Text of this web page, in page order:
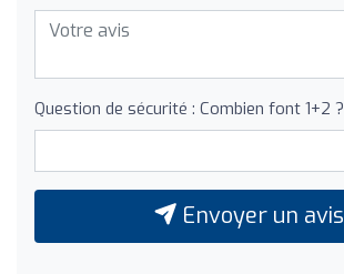
Question de sécurité : Combien font 1+2 ?
Envoyer un avis